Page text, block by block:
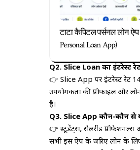
टाटा कैपिटल पर्सनल लोन
Personal Loan App)
Q2. Slice Loan का इंटरेस्ट
👉 Slice App पर इंटरेस्ट रेट
उपयोगकर्ता की प्रोफाइल और
है।
Q3. Slice App कौन-कौन से
👉 स्टूडेंट्स, सैलरीड प्रोफेशनल्स
सभी इस ऐप के जरिए लोन के